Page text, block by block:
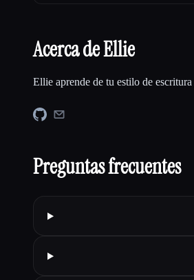
Acerca de Ellie
Ellie aprende de tu estilo de
Preguntas frecuentes